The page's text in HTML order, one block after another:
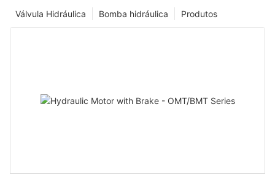
Produtos
Bomba hidráulica
Válvula Hidráulica